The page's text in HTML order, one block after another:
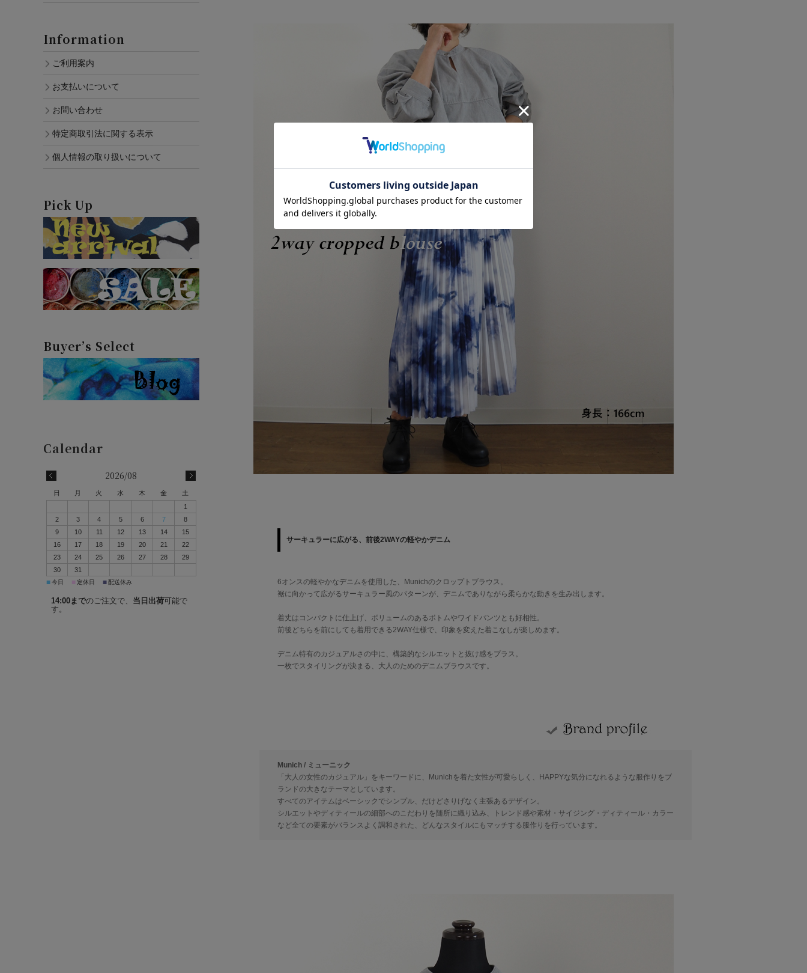
サーキュラーに広がる、前後2WAYの軽やかデニム
6オンスの軽やかなデニムを使用した、Munichのクロップトブラウス。
裾に向かって広がるサーキュラー風のパターンが、デニムでありながら柔らかな動きを生み出します。
着丈はコンパクトに仕上げ、ボリュームのあるボトムやワイドパンツとも好相性。
前後どちらを前にしても着用できる2WAY仕様で、印象を変えた着こなしが楽しめます。
デニム特有のカジュアルさの中に、構築的なシルエットと抜け感をプラス。
一枚でスタイリングが決まる、大人のためのデニムブラウスです。
Munich / ミューニック
「大人の女性のカジュアル」をキーワードに、Munichを着た女性が可愛らしく、HAPPYな気分になれるような服作りをブ
ランドの大きなテーマとしています。
すべてのアイテムはベーシックでシンプル、だけどさりげなく主張あるデザイン。
シルエットやディティールの細部へのこだわりを随所に織り込み、トレンド感や素材・サイジング・ディティール・カラー
など全ての要素がバランスよく調和された、どんなスタイルにもマッチする服作りを行っています。
Information
ご利用案内
お支払いについて
お問い合わせ
特定商取引法に関する表示
個人情報の取り扱いについて
Pick Up
Buyer’s Select
2026/08
日 月 火 水 木 金
土
1
2
3 4 5 6 7
8
9
10 11 12 13 14
15
16
17 18 19 20 21
22
23
24 25 26 27 28
29
30
31
■今日 ■ 定休日 ■配送休み
14:00までのご注文で、 当日出荷可能で
す。